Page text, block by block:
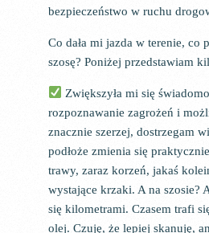
bezpieczeństwo w ruchu
Co dała mi jazda w terenie, co
szosę? Poniżej przedstawiam
Zwiększyła mi się
rozpoznawanie zagrożeń i
znacznie szerzej, dostrzegam
podłoże zmienia się
trawy, zaraz korzeń, jakaś
wystające krzaki. A na szosie?
się kilometrami. Czasem trafi
olej. Czuję, że lepiej skanuję,